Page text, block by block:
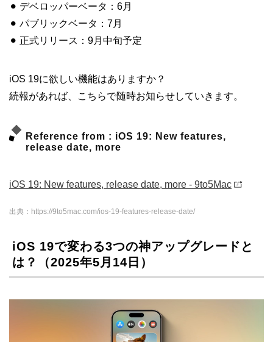
⚫︎ デベロッパーベータ：6月
⚫︎ パブリックベータ：7月
⚫︎ 正式リリース：9月中旬予定
iOS 19に欲しい機能はありますか？
続報があれば、こちらで随時お知らせしていきます。
Reference from : iOS 19: New features,
release date, more
iOS 19: New features, release date, more - 9to5Mac
出典：https://9to5mac.com/ios-19-features-release-date/
iOS 19で変わる3つの神アップグレードと
は？（2025年5月14日）